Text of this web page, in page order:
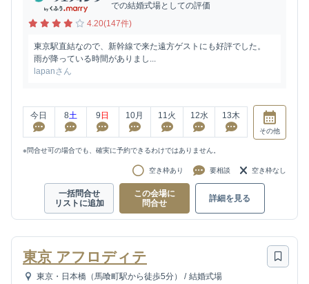
での結婚式場としての評価
4.20(147件)
東京駅直結なので、新幹線で来た遠方ゲストにも好評でした。
雨が降っている時間がありまし...
lapanさん
今日 8土 9 日 10月 11火 12水 13木
その他
※問合せ可の場合でも、確実に予約できるわけではありません。
空き枠あり 要相談 空き枠なし
一括問合せ
リストに追加
この会場に
問合せ
詳細を見る
東京 アフロディテ
東京・日本橋（馬喰町駅から徒歩5分） / 結婚式場